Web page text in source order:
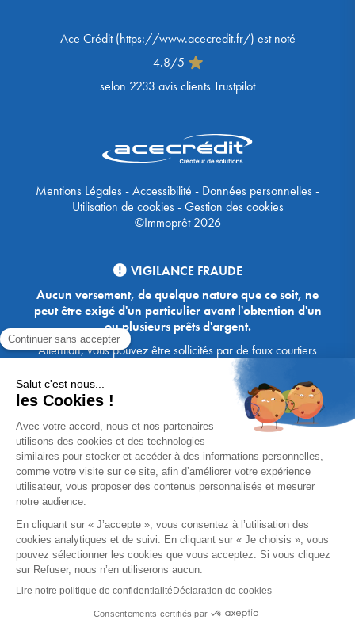
Ace Crédit(https://www.acecredit.fr/) est noté
4.8/5
selon 2233 avis clients Trustpilot
Mentions Légales-Accessibilité - Données personnelles-
Utilisation de cookies-Gestion des cookies
©Immoprêt 2026
VIGILANCE FRAUDE
Aucun versement, de quelque nature que ce soit, ne
peut être exigé d'un particulier avant l'obtention d'un
ou plusieurs prêts d'argent.
Attention, vous pouvez être sollicités par de faux courtiers
Ace Crédit / Immoprêt, qui vous proposent de bénéficier de
crédits, en vous demandant de transmettre des documents,
des fonds, des coordonnées bancaires, etc. Soyez vigilants :
Immoprêt ne demande jamais à ses clients de virer sur ses
comptes des sommes prêtées par les banques, à l'exception
des honoraires des agences. Les courtiers Ace Crédit /
Immoprêt vous écrivent toujours d'une adresse mail
xxxx@acecredit.fr ou xxxx@immopret.fr.
* Taux fixe national hors assurance, pouvant varier selon votre région et
dossier. Exemple représentatif pour un montant emprunté de 200 000 €.
Taux débiteur fixe de 2.85 % et TAEG fixe (hors frais) de 3.21 % (taux
assurance emprunteur de 0,36%) sur 15 ans. 180 mensualités de
1 426,78 € (dont 60,00 € d'assurance). Coût total du crédit (hors frais) :
56 820,53 €. Montant total dû (hors frais) : 256 820,53 €.
Un crédit vous engage et doit être remboursé. Vérifiez vos capacités